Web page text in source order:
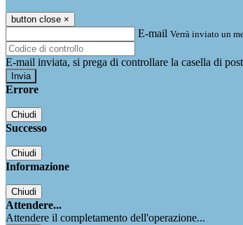
button close ×
E-mail Verrà inviato un
E-mail inviata, si prega di controllare la casella di
Errore
Chiudi
Successo
Chiudi
Informazione
Chiudi
Attendere...
Attendere il completamento dell'operazione...